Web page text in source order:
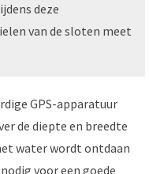
deze
van de sloten meet
GPS-apparatuur
de diepte en breedte
water wordt ontdaan
voor een goede